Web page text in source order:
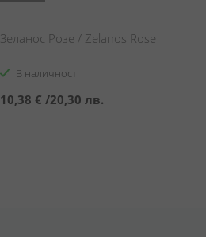
Зеланос Розе / Zelanos Rose
В наличност
10,38 € /20,30 лв.